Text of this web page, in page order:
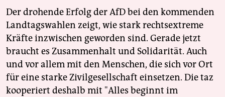
Der drohende Erfolg der AfD bei den kommenden
Landtagswahlen zeigt, wie stark rechtsextreme
Kräfte inzwischen geworden sind. Gerade jetzt
braucht es Zusammenhalt und Solidarität. Auch
und vor allem mit den Menschen, die sich vor Ort
für eine starke Zivilgesellschaft einsetzen. Die taz
kooperiert deshalb mit "Alles beginnt im